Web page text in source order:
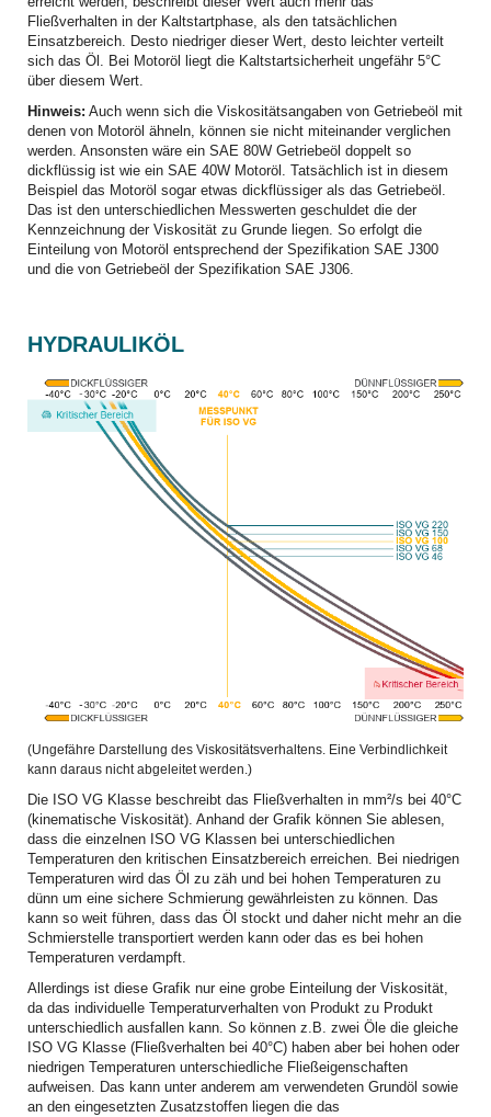
Fließverhalten in der Kaltstartphase, als den tatsächlichen
Einsatzbereich. Desto niedriger dieser Wert, desto leichter verteilt
sich das Öl. Bei Motoröl liegt die Kaltstartsicherheit ungefähr 5°C
über diesem Wert.
Hinweis: Auch wenn sich die Viskositätsangaben von Getriebeöl mit
denen von Motoröl ähneln, können sie nicht miteinander verglichen
werden. Ansonsten wäre ein SAE 80W Getriebeöl doppelt so
dickflüssig ist wie ein SAE 40W Motoröl. Tatsächlich ist in diesem
Beispiel das Motoröl sogar etwas dickflüssiger als das Getriebeöl.
Das ist den unterschiedlichen Messwerten geschuldet die der
Kennzeichnung der Viskosität zu Grunde liegen. So erfolgt die
Einteilung von Motoröl entsprechend der Spezifikation SAE J300
und die von Getriebeöl der Spezifikation SAE J306.
HYDRAULIKÖL
(Ungefähre Darstellung des Viskositätsverhaltens. Eine Verbindlichkeit
kann daraus nicht abgeleitet werden.)
Die ISO VG Klasse beschreibt das Fließverhalten in mm²/s bei 40°C
(kinematische Viskosität). Anhand der Grafik können Sie ablesen,
dass die einzelnen ISO VG Klassen bei unterschiedlichen
Temperaturen den kritischen Einsatzbereich erreichen. Bei niedrigen
Temperaturen wird das Öl zu zäh und bei hohen Temperaturen zu
dünn um eine sichere Schmierung gewährleisten zu können. Das
kann so weit führen, dass das Öl stockt und daher nicht mehr an die
Schmierstelle transportiert werden kann oder das es bei hohen
Temperaturen verdampft.
Allerdings ist diese Grafik nur eine grobe Einteilung der Viskosität,
da das individuelle Temperaturverhalten von Produkt zu Produkt
unterschiedlich ausfallen kann. So können z.B. zwei Öle die gleiche
ISO VG Klasse (Fließverhalten bei 40°C) haben aber bei hohen oder
niedrigen Temperaturen unterschiedliche Fließeigenschaften
aufweisen. Das kann unter anderem am verwendeten Grundöl sowie
an den eingesetzten Zusatzstoffen liegen die das